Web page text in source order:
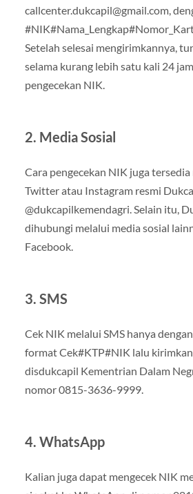
callcenter.dukcapil@gmail.com,
Setelah selesai mengirimkannya,
selama kurang lebih satu kali 24
pengecekan NIK.
2. Media Sosial
Cara pengecekan NIK juga
Twitter atau Instagram resmi
@dukcapilkemendagri. Selain itu,
dihubungi melalui media sosial
Facebook.
3. SMS
Cek NIK melalui SMS hanya
format Cek#KTP#NIK lalu
disdukcapil Kementrian Dalam
nomor 0815-3636-9999.
4. WhatsApp
Kalian juga dapat mengecek NIK